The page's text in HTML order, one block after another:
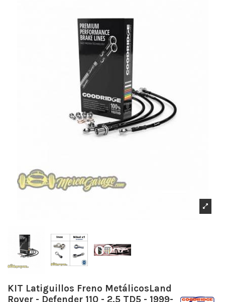
KIT Latiguillos Freno MetálicosLand
Rover - Defender 110 - 2.5 TD5 - 1999-